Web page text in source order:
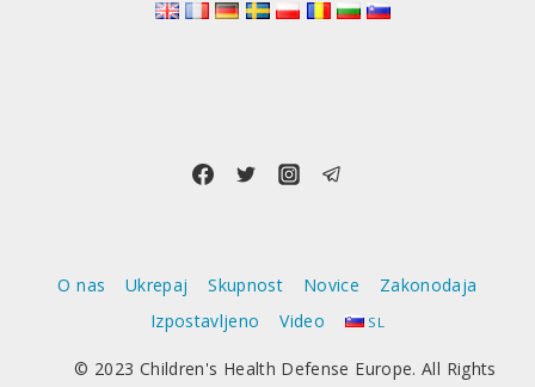
O nas Ukrepaj Skupnost Novice
Zakonodaja
Izpostavljeno
Video SL
© 2023 Children's Health Defense Europe. All Rights